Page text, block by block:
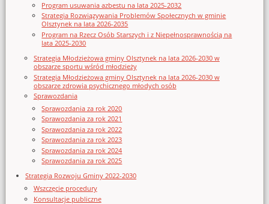
Program usuwania azbestu na lata 2025-2032
Strategia Rozwiązywania Problemów Społecznych w gminie
Olsztynek na lata 2026-2035
Program na Rzecz Osób Starszych i z Niepełnosprawnością na
lata 2025-2030
Strategia Młodzieżowa gminy Olsztynek na lata 2026-2030 w
obszarze sportu wśród młodzieży
Strategia Młodzieżowa gminy Olsztynek na lata 2026-2030 w
obszarze zdrowia psychicznego młodych osób
Sprawozdania
Sprawozdania za rok 2020
Sprawozdania za rok 2021
Sprawozdania za rok 2022
Sprawozdania za rok 2023
Sprawozdania za rok 2024
Sprawozdania za rok 2025
Strategia Rozwoju Gminy 2022-2030
Wszczęcie procedury
Konsultacje publiczne